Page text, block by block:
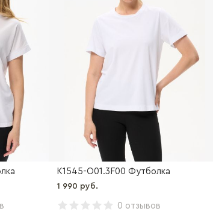
K1545-O01.3F00 Футболка
1 990 руб.
0 отзывов